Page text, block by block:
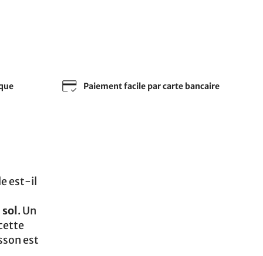
Paiement facile par carte bancaire
est-il
. Un
est